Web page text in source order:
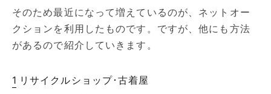
そのため最近になって増えているのが、ネットオー
クションを利用したものです。ですが、他にも方法
があるので紹介していきます。
リサイクルショップ･古着屋